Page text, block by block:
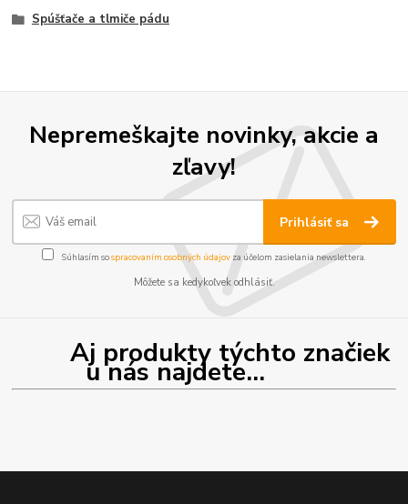
Spúšťače a tlmiče pádu
Nepremeškajte novinky, akcie a
zľavy!
Prihlásiť sa
Súhlasím sospracovaním osobných údajov za účelom zasielania newslettera.
Môžete sa kedykoľvek odhlásiť.
Aj produkty týchto značiek
u nás najdete...